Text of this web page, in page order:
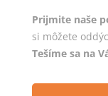
Prijmite naše
si môžete
Tešíme sa na